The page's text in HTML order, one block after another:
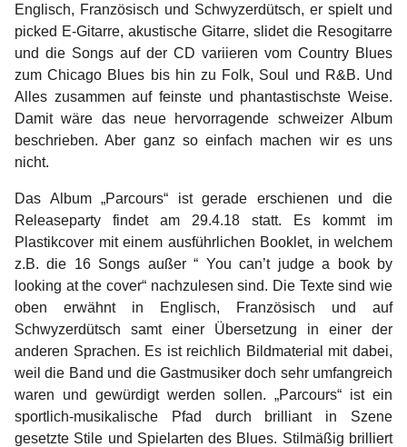
Englisch, Französisch und Schwyzerdütsch, er spielt und
picked E-Gitarre, akustische Gitarre, slidet die Resogitarre
und die Songs auf der CD variieren vom Country Blues
zum Chicago Blues bis hin zu Folk, Soul und R&B. Und
Alles zusammen auf feinste und phantastischste Weise.
Damit wäre das neue hervorragende schweizer Album
beschrieben. Aber ganz so einfach machen wir es uns
nicht.
Das Album „Parcours“ ist gerade erschienen und die
Releaseparty findet am 29.4.18 statt. Es kommt im
Plastikcover mit einem ausführlichen Booklet, in welchem
z.B. die 16 Songs außer “ You can’t judge a book by
looking at the cover“ nachzulesen sind. Die Texte sind wie
oben erwähnt in Englisch, Französisch und auf
Schwyzerdütsch samt einer Übersetzung in einer der
anderen Sprachen. Es ist reichlich Bildmaterial mit dabei,
weil die Band und die Gastmusiker doch sehr umfangreich
waren und gewürdigt werden sollen. „Parcours“ ist ein
sportlich-musikalische Pfad durch brilliant in Szene
gesetzte Stile und Spielarten des Blues. Stilmäßig brilliert